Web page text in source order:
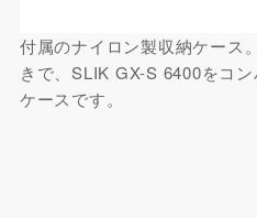
付属のナイロン製収納ケース
きで、SLIK GX-S 6400をコ
ケースです。